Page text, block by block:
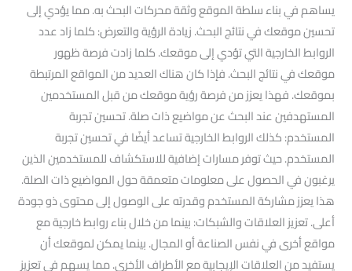
يساهم في بناء سلطة الموقع وثقة محركات البحث به. مما يؤدي إلى
تحسين موقعك في نتائج البحث. زيادة الرؤية والتعرض: كلما زاد عدد
الروابط الخارجية التي تؤدي إلى موقعك. كلما زادت فرصة ظهور
موقعك في نتائج البحث. فإذا كان هناك العديد من المواقع المرتبطة
بموقعك. فهذا يعزز من فرصة رؤية موقعك من قبل المستخدمين
المستهدفين عند البحث عن مواضيع ذات صلة. تحسين تجربة
المستخدم: كذلك الروابط الخارجية تساعد أيضًا في تحسين تجربة
المستخدم. حيث توفر مسارات إضافية للاستكشاف للمستخدمين الذين
يرغبون في الحصول على معلومات متعمقة حول المواضيع ذات الصلة.
هذا يعزز مشاركة المستخدم وقدرته على الوصول إلى محتوى ذو جودة
أعلى. تعزيز العلاقات والشبكات: بينما من خلال بناء روابط خارجية مع
مواقع أخرى في نفس الصناعة أو المجال. بينما يمكن لموقعك أن
يستفيد من العلاقات الإيجابية مع الأطراف الأخرى. مما يسهم في تعزيز